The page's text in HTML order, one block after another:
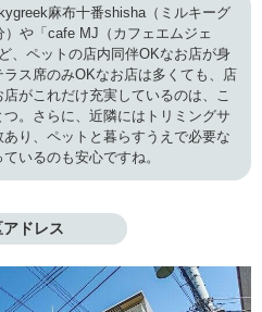
麻布十番shisha（ミルキーグ
）や「cafe MJ（カフェエムジェ
、ペットの店内同伴OKなお店が身
ス席のみOKなお店は多くても、店
がこれだけ充実しているのは、こ
。さらに、近隣にはトリミングサ
り、ペットと暮らすうえで必要な
いるのも安心ですね。
ドレス